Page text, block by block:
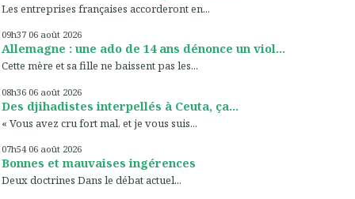
Les entreprises françaises accorderont en...
09h37 06 août 2026
Allemagne : une ado de 14 ans dénonce un viol...
Cette mère et sa fille ne baissent pas les...
08h36 06 août 2026
Des djihadistes interpellés à Ceuta, ça...
« Vous avez cru fort mal, et je vous suis...
07h54 06 août 2026
Bonnes et mauvaises ingérences
Deux doctrines Dans le débat actuel...